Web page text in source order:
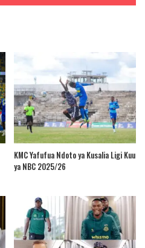
KMC Yafufua Ndoto ya Kusalia Ligi Kuu
ya NBC 2025/26